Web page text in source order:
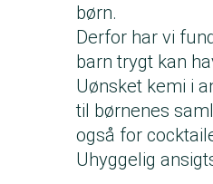
børn.
Derfor har vi
barn trygt kan
Uønsket kemi i
til børnenes
også for
Uhyggelig